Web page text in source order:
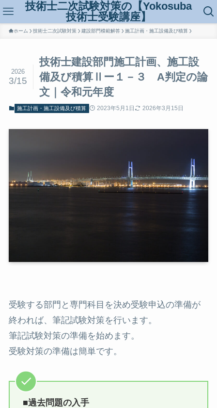
技術士二次試験対策の【Yokosuba
技術士受験講座】
ホーム 技術士二次試験対策 建設部門模範解答 施工計画・施工設備及び積算
技術士建設部門施工計画、施工設
備及び積算Ⅱー１－３ A判定の論
文｜令和元年度
2026
3/15
施工計画・施工設備及び積算 2023年5月1日 2026年3月15日
受験する部門と専門科目を決め受験申込の準備が
終われば、筆記試験対策を行います。
筆記試験対策の準備を始めます。
受験対策の準備は簡単です。
■過去問題の入手